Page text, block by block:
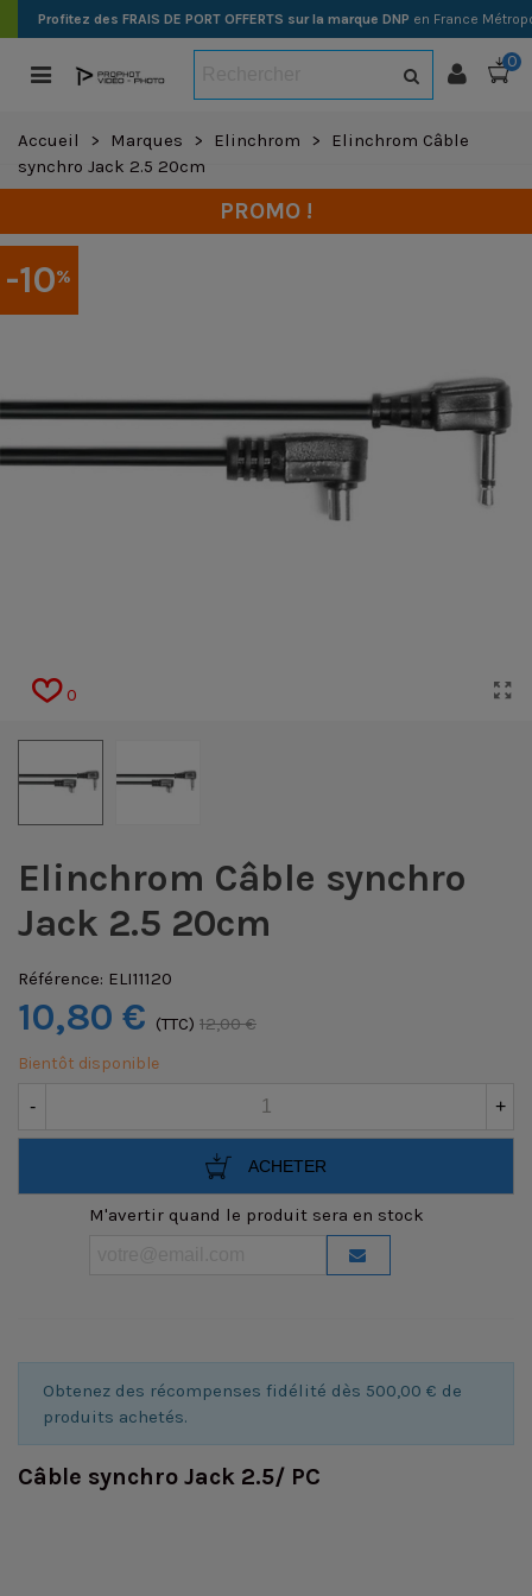
Profitez des FRAIS DE PORT OFFERTS sur la marque DNP en France
0
Accueil > Marques > Elinchrom >
Elinchrom Câble
synchro Jack 2.5 20cm
-10%
PROMO !
0
Elinchrom Câble synchro
Jack 2.5 20cm
Référence: ELI11120
10,80 € (TTC) 12,00 €
Bientôt disponible
- +
ACHETER
M'avertir quand le produit sera en stock
Obtenez des récompenses fidélité dès 500,00 € de
produits achetés.
Câble synchro Jack 2.5/ PC